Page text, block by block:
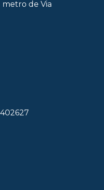
metro de Via